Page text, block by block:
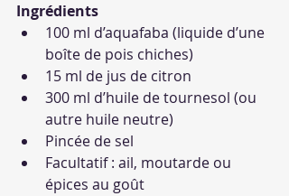
Ingrédients
100 ml d’aquafaba (liquide d’une
boîte de pois chiches)
15 ml de jus de citron
300 ml d’huile de tournesol (ou
autre huile neutre)
Pincée de sel
Facultatif : ail, moutarde ou
épices au goût